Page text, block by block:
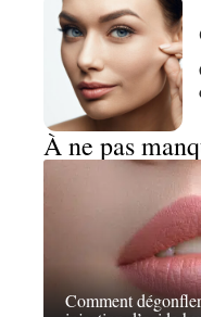
À ne pas
Comment